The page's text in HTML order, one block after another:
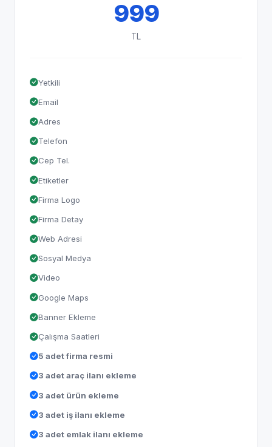
999
TL
Yetkili
Email
Adres
Telefon
Cep Tel.
Etiketler
Firma Logo
Firma Detay
Web Adresi
Sosyal Medya
Video
Google Maps
Banner Ekleme
Çalışma Saatleri
5 adet firma resmi
3 adet araç ilanı ekleme
3 adet ürün ekleme
3 adet iş ilanı ekleme
3 adet emlak ilanı ekleme